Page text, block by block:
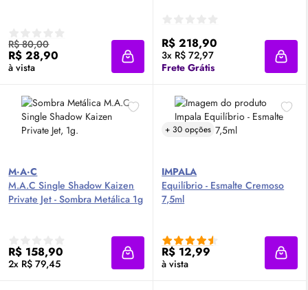
R$ 80,00
R$ 28,90
à vista Adicionar à sacola
R$ 218,90
3x R$ 72,97
Frete Grátis
M·A·C
M.A.C Single Shadow Kaizen
Private Jet - Sombra Metálica 1g
R$ 158,90
2x R$ 79,45 Adicionar à sacola
+ 30 opções
IMPALA
Equilíbrio - Esmalte Cremoso
7,5ml
R$ 12,99
à vista